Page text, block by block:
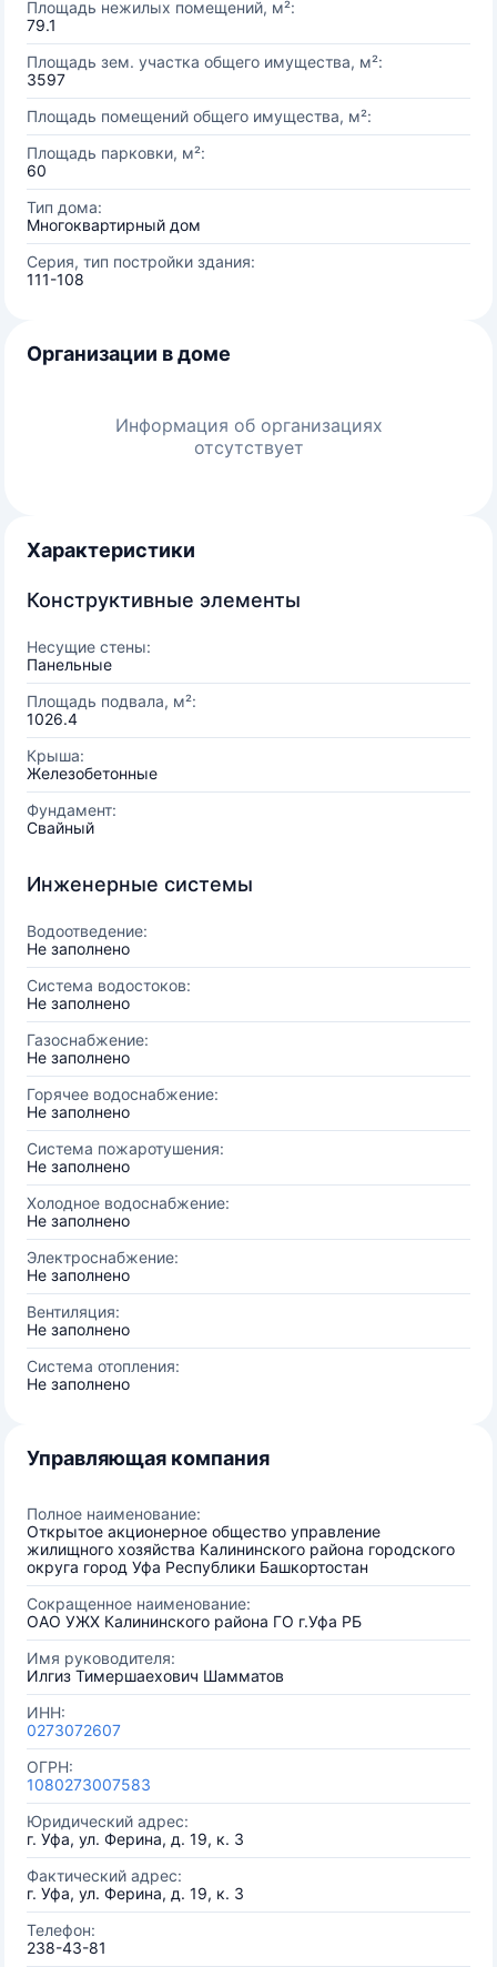
Площадь нежилых помещений, м²:
79.1
Площадь зем. участка общего имущества, м²:
3597
Площадь помещений общего имущества, м²:
Площадь парковки, м²:
60
Тип дома:
Многоквартирный дом
Серия, тип постройки здания:
111-108
Организации в доме
Информация об организациях
отсутствует
Характеристики
Конструктивные элементы
Несущие стены:
Панельные
Площадь подвала, м²:
1026.4
Крыша:
Железобетонные
Фундамент:
Свайный
Инженерные системы
Водоотведение:
Не заполнено
Система водостоков:
Не заполнено
Газоснабжение:
Не заполнено
Горячее водоснабжение:
Не заполнено
Система пожаротушения:
Не заполнено
Холодное водоснабжение:
Не заполнено
Электроснабжение:
Не заполнено
Вентиляция:
Не заполнено
Система отопления:
Не заполнено
Управляющая компания
Полное наименование:
Открытое акционерное общество управление
жилищного хозяйства Калининского района городского
округа город Уфа Республики Башкортостан
Сокращенное наименование:
ОАО УЖХ Калининского района ГО г.Уфа РБ
Имя руководителя:
Илгиз Тимершаехович Шамматов
ИНН:
0273072607
ОГРН:
1080273007583
Юридический адрес:
г. Уфа, ул. Ферина, д. 19, к. 3
Фактический адрес:
г. Уфа, ул. Ферина, д. 19, к. 3
Телефон:
238-43-81